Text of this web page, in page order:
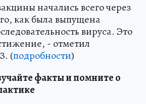
начались всего через
как была выпущена
вируса. Это
- отметил
(подробности)
факты и помните о